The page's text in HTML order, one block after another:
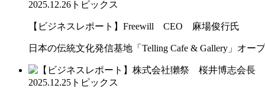
2025.12.26 トピックス
【ビジネスレポート】Freewill CEO 麻場俊行氏
日本の伝統文化発信基地「Telling Cafe & Gallery」オー
2025.12.25 トピックス